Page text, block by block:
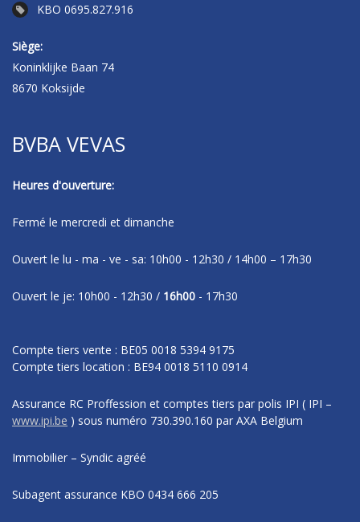
KBO 0695.827.916
Siège:
Koninklijke Baan 74
8670 Koksijde
BVBA VEVAS
Heures d'ouverture:
Fermé le mercredi et dimanche
Ouvert le lu - ma - ve - sa: 10h00 - 12h30 / 14h00 – 17h30
Ouvert le je: 10h00 - 12h30 / 16h00 - 17h30
Compte tiers vente : BE05 0018 5394 9175
Compte tiers location : BE94 0018 5110 0914
Assurance RC Proffession et comptes tiers par polis IPI ( IPI –
www.ipi.be ) sous numéro 730.390.160 par AXA Belgium
Immobilier – Syndic agréé
Subagent assurance KBO 0434 666 205